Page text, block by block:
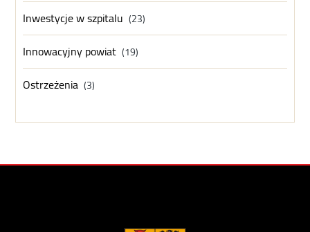
Inwestycje w szpitalu (23)
Innowacyjny powiat (19)
Ostrzeżenia (3)